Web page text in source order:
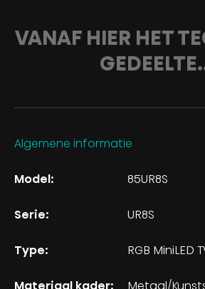
VANAF HIER HET
Algemene informatie
Model: 85UR8S
Serie: UR8S
Type: RGB MiniLED